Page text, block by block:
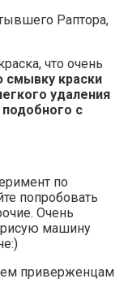
Раптора,
что очень
смывку краски
удаления
с
по
попробовать
Очень
машину
приверженцам